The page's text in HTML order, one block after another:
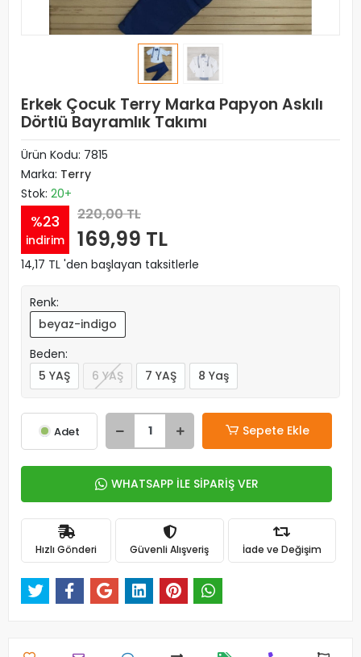
Erkek Çocuk Terry Marka Papyon Askılı
Dörtlü Bayramlık Takımı
Ürün Kodu: 7815
Marka: Terry
Stok: 20+
%23
indirim
220,00 TL
169,99 TL
14,17 TL 'den başlayan taksitlerle
Renk:
beyaz-indigo
Beden:
5 YAŞ
6 YAŞ 7 YAŞ 8 Yaş
Adet Sepete Ekle
WHATSAPP İLE SİPARİŞ VER
Hızlı Gönderi Güvenli Alışveriş İade ve Değişim